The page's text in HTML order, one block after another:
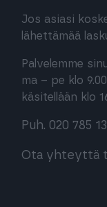
Jos asiasi
lähettämää
Palvelemme
ma – pe klo
käsitellään klo
Puh. 020 785
Ota yhteyttä